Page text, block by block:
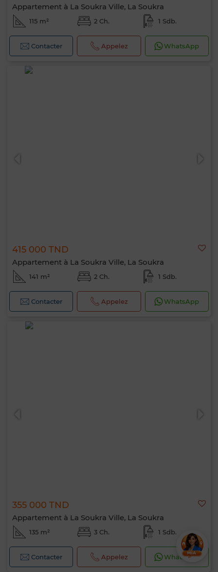
Appartement à La Soukra Ville, La Soukra
115 m² 2 Ch. 1 Sdb.
Contacter Appelez WhatsApp
415 000 TND
Appartement à La Soukra Ville, La Soukra
141 m² 2 Ch. 1 Sdb.
Contacter Appelez WhatsApp
355 000 TND
Appartement à La Soukra Ville, La Soukra
135 m² 3 Ch. 1 Sdb.
Contacter Appelez WhatsApp